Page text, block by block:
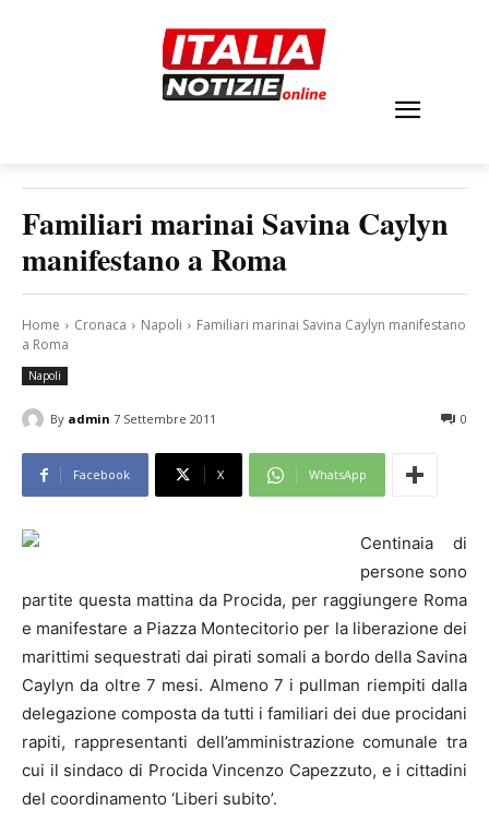
Familiari marinai Savina Caylyn
manifestano a Roma
Home Cronaca Napoli
Familiari marinai Savina Caylyn manifestano
a Roma
Napoli
By admin 7 Settembre 2011 0
Facebook X WhatsApp
Centinaia di
persone sono
partite questa mattina da Procida, per raggiungere Roma
e manifestare a Piazza Montecitorio per la liberazione dei
marittimi sequestrati dai pirati somali a bordo della Savina
Caylyn da oltre 7 mesi. Almeno 7 i pullman riempiti dalla
delegazione composta da tutti i familiari dei due procidani
rapiti, rappresentanti dell’amministrazione comunale tra
cui il sindaco di Procida Vincenzo Capezzuto, e i cittadini
del coordinamento ‘Liberi subito’.